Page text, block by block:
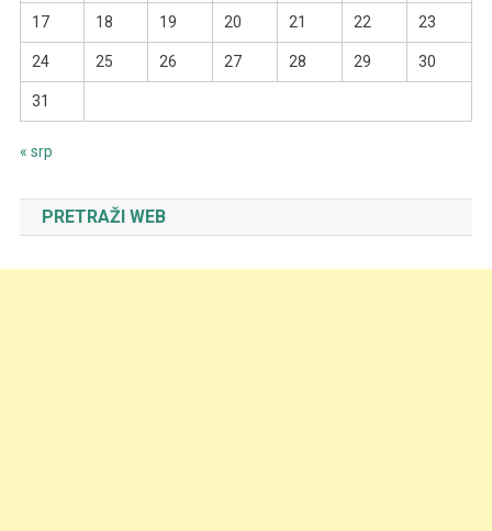
17 18 19 20 21 22 23
24 25 26 27 28 29 30
31
« srp
PRETRAŽI WEB